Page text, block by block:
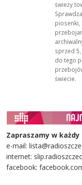
świeży
piosenki,
sprzed
do tego
świecie.
Zapraszamy w każdy
e-mail:
internet:
facebook: